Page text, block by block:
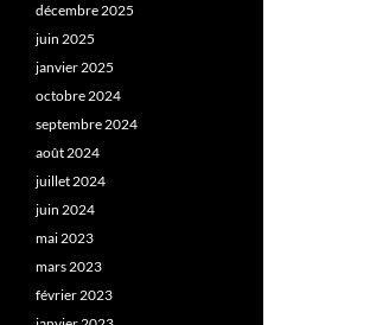
décembre 2025
juin 2025
janvier 2025
octobre 2024
septembre 2024
août 2024
juillet 2024
juin 2024
mai 2023
mars 2023
février 2023